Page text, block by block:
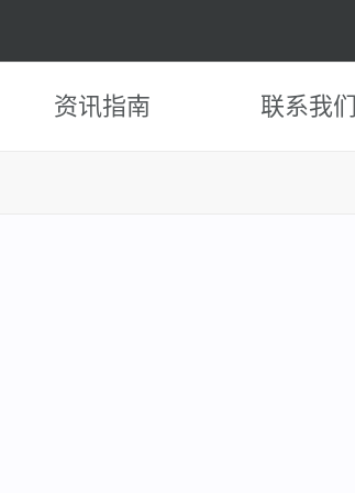
资讯指南 联系我们